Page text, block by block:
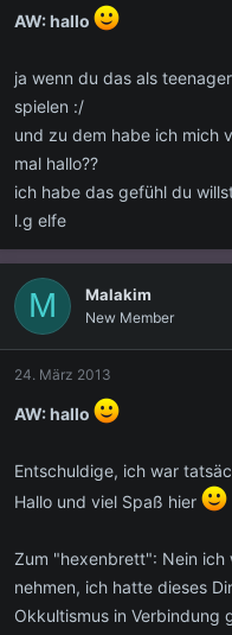
AW: hallo
ja wenn du das als
spielen :/
und zu dem habe ich mich
mal hallo??
ich habe das gefühl du
l.g elfe
M Malakim
New Member
24. März 2013
AW: hallo
Entschuldige, ich war
Hallo und viel Spaß hier
Zum "hexenbrett": Nein ich
nehmen, ich hatte dieses
Okkultismus in Verbindung